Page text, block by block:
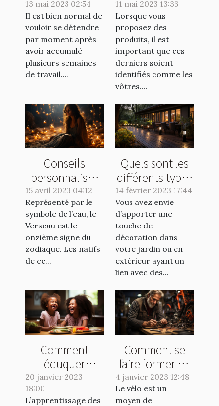
éviter les
vomissements
lors d'un tour
de manège
13 mai 2023 02:54
Il est bien normal de
vouloir se détendre
par moment après
avoir accumulé
plusieurs semaines
de travail....
catégories de
marquage
industriel?
11 mai 2023 13:36
Lorsque vous
proposez des
produits, il est
important que ces
derniers soient
identifiés comme les
vôtres....
Conseils
personnalisés
pour les natifs
du signe
Verseau :
comment
maximiser votre
potentiel
15 avril 2023 04:12
Représenté par le
symbole de l’eau, le
Verseau est le
onzième signe du
zodiaque. Les natifs
de ce...
Quels sont les
différents types
d’éclairage que
vous pouvez
avoir dans votre
jardin ?
14 février 2023 17:44
Vous avez envie
d’apporter une
touche de
décoration dans
votre jardin ou en
extérieur ayant un
lien avec des...
Comment
éduquer
positivement
votre enfant ?
20 janvier 2023
18:00
L’apprentissage des
Comment se
faire former en
réparation vélo
?
4 janvier 2023 12:48
Le vélo est un
moyen de